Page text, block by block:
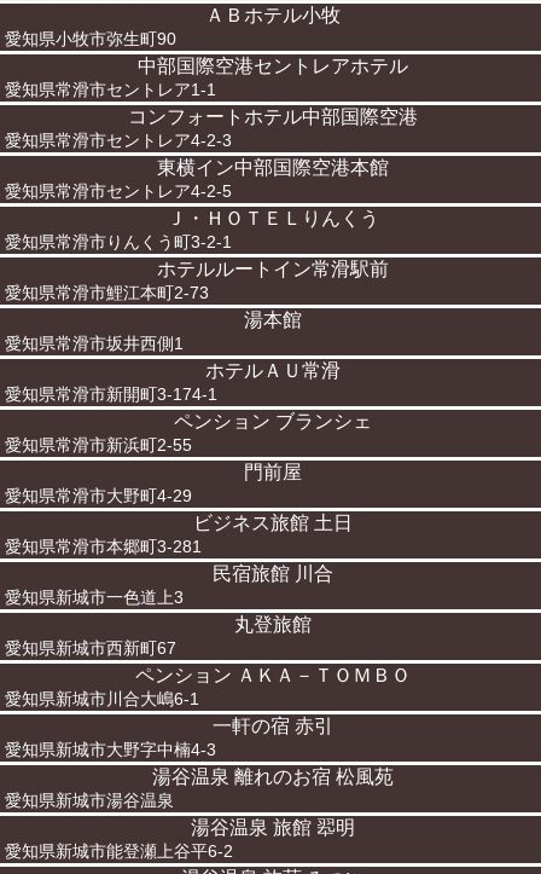
ＡＢホテル小牧
愛知県小牧市弥生町90
中部国際空港セントレアホテル
愛知県常滑市セントレア1-1
コンフォートホテル中部国際空港
愛知県常滑市セントレア4-2-3
東横イン中部国際空港本館
愛知県常滑市セントレア4-2-5
Ｊ・ＨＯＴＥＬりんくう
愛知県常滑市りんくう町3-2-1
ホテルルートイン常滑駅前
愛知県常滑市鯉江本町2-73
湯本館
愛知県常滑市坂井西側1
ホテルＡＵ常滑
愛知県常滑市新開町3-174-1
ペンション ブランシェ
愛知県常滑市新浜町2-55
門前屋
愛知県常滑市大野町4-29
ビジネス旅館 土日
愛知県常滑市本郷町3-281
民宿旅館 川合
愛知県新城市一色道上3
丸登旅館
愛知県新城市西新町67
ペンション ＡＫＡ－ＴＯＭＢＯ
愛知県新城市川合大嶋6-1
一軒の宿 赤引
愛知県新城市大野字中楠4-3
湯谷温泉 離れのお宿 松風苑
愛知県新城市湯谷温泉
湯谷温泉 旅館 翆明
愛知県新城市能登瀬上谷平6-2